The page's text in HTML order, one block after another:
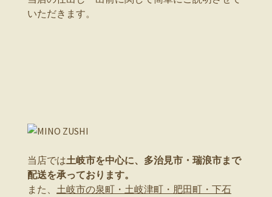
いただきます。
当店では土岐市を中心に、多治見市・瑞浪市まで
配送を承っております。
また、 土岐市の泉町・土岐津町・肥田町・下石